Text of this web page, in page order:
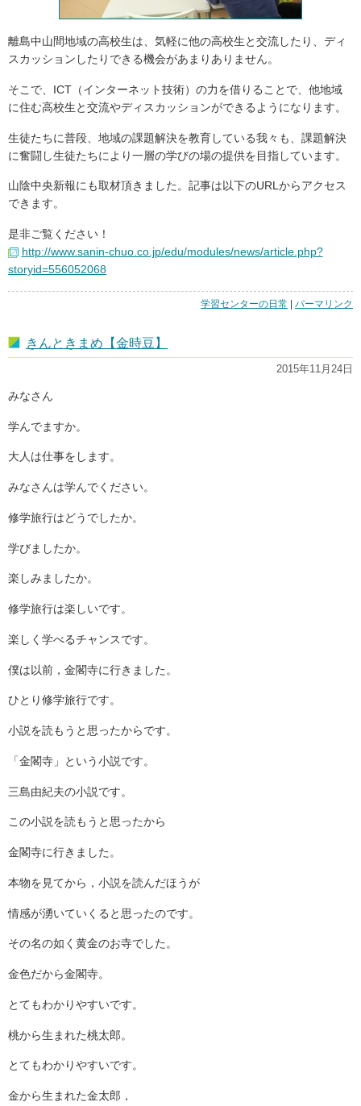
離島中山間地域の高校生は、気軽に他の高校生と交流したり、ディ
スカッションしたりできる機会があまりありません。
そこで、ICT（インターネット技術）の力を借りることで、他地域
に住む高校生と交流やディスカッションができるようになります。
生徒たちに普段、地域の課題解決を教育している我々も、課題解決
に奮闘し生徒たちにより一層の学びの場の提供を目指しています。
山陰中央新報にも取材頂きました。記事は以下のURLからアクセス
できます。
是非ご覧ください！
http://www.sanin-chuo.co.jp/edu/modules/news/article.php?
storyid=556052068
学習センターの日常 | 「遠
ミ
実
パーマリンク
きんときまめ【金時豆】
2015年11月24日
みなさん
学んでますか。
大人は仕事をします。
みなさんは学んでください。
修学旅行はどうでしたか。
学びましたか。
楽しみましたか。
修学旅行は楽しいです。
楽しく学べるチャンスです。
僕は以前，金閣寺に行きました。
ひとり修学旅行です。
小説を読もうと思ったからです。
「金閣寺」という小説です。
三島由紀夫の小説です。
この小説を読もうと思ったから
金閣寺に行きました。
本物を見てから，小説を読んだほうが
情感が湧いていくると思ったのです。
その名の如く黄金のお寺でした。
金色だから金閣寺。
とてもわかりやすいです。
桃から生まれた桃太郎。
とてもわかりやすいです。
金から生まれた金太郎，